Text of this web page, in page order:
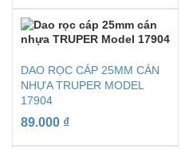
DAO RỌC CÁP 25MM CÁN
NHỰA TRUPER MODEL
17904
89.000 ₫